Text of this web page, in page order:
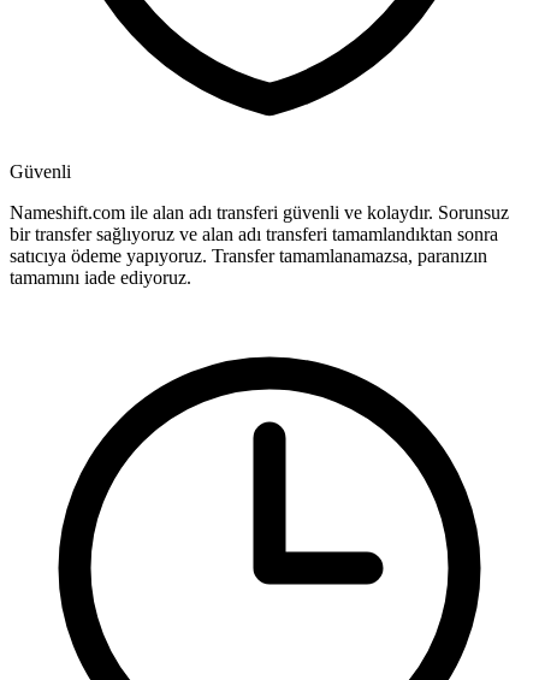
Güvenli
Nameshift.com ile alan adı transferi güvenli ve kolaydır. Sorunsuz
bir transfer sağlıyoruz ve alan adı transferi tamamlandıktan sonra
satıcıya ödeme yapıyoruz. Transfer tamamlanamazsa, paranızın
tamamını iade ediyoruz.